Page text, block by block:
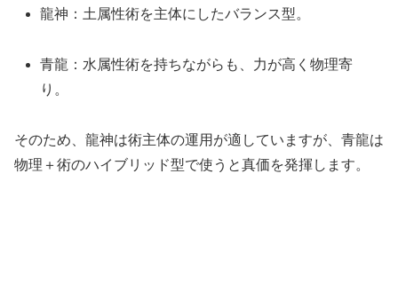
龍神：土属性術を主体にしたバランス型。
青龍：水属性術を持ちながらも、力が高く物理寄
り。
そのため、龍神は術主体の運用が適していますが、青龍は
物理＋術のハイブリッド型で使うと真価を発揮します。